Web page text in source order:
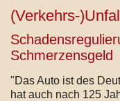
(Verkehrs-
Schmerzensgeld
"Das Auto ist des
hat auch nach 125